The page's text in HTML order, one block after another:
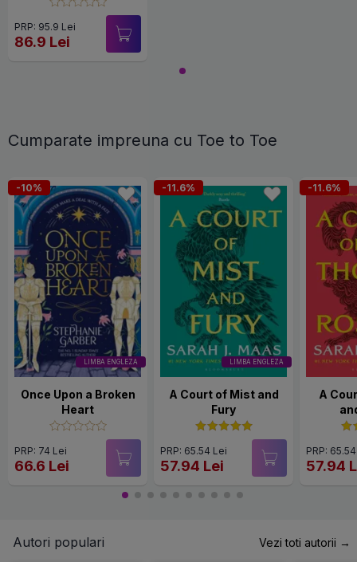
PRP: 95.9 Lei
86.9 Lei
Cumparate impreuna cu Toe to Toe
LIMBA ENGLEZA
-10%
Once Upon a Broken
Heart
PRP: 74 Lei
66.6 Lei
LIMBA ENGLEZA
-11.6%
A Court of Mist and
Fury
PRP: 65.54 Lei
57.94 Lei
-11.6%
A
PRP:
57.94
Autori populari Vezi toti autorii →